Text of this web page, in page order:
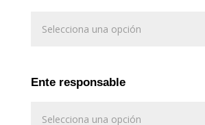
Ente responsable